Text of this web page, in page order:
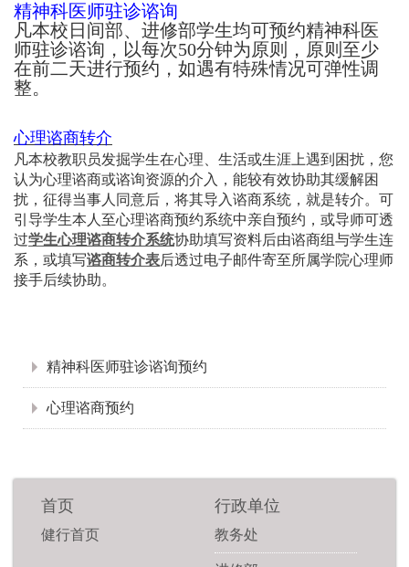
精神科医师驻诊谘询
凡本校日间部、进修部学生均可预约精神科医
师驻诊谘询，以每次50分钟为原则，原则至少
在前二天进行预约，如遇有特殊情况可弹性调
整。
心理谘商转介
凡本校教职员发掘学生在心理、生活或生涯上遇到困扰，您
认为心理谘商或谘询资源的介入，能较有效协助其缓解困
扰，征得当事人同意后，将其导入谘商系统，就是转介。可
引导学生本人至心理谘商预约系统中亲自预约，或导师可透
过学生心理谘商转介系统协助填写资料后由谘商组与学生连
系，或填写谘商转介表后透过电子邮件寄至所属学院心理师
接手后续协助。
精神科医师驻诊谘询预约
心理谘商预约
首页
健行首页
行政单位
教务处